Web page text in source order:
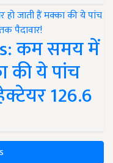
कम समय में
की ये पांच
126.6